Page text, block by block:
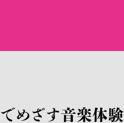
めざす音楽体験